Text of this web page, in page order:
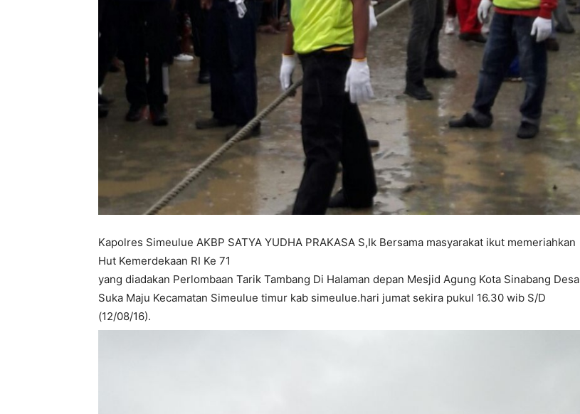
Kapolres Simeulue AKBP SATYA YUDHA PRAKASA S,Ik Bersama masyarakat ikut memeriahkan
Hut Kemerdekaan RI Ke 71
yang diadakan Perlombaan Tarik Tambang Di Halaman depan Mesjid Agung Kota Sinabang Desa
Suka Maju Kecamatan Simeulue timur kab simeulue.hari jumat sekira pukul 16.30 wib S/D
(12/08/16).